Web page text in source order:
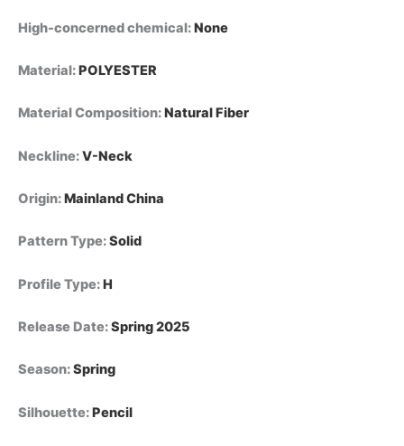
High-concerned chemical:None
Material:POLYESTER
Material Composition: Natural Fiber
Neckline:V-Neck
Origin:Mainland China
Pattern Type:Solid
Profile Type:H
Release Date:Spring 2025
Season:Spring
Silhouette:Pencil